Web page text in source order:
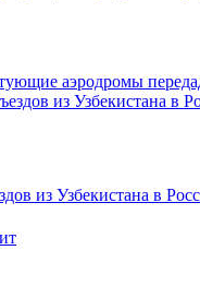
аэродромы
из Узбекистана в